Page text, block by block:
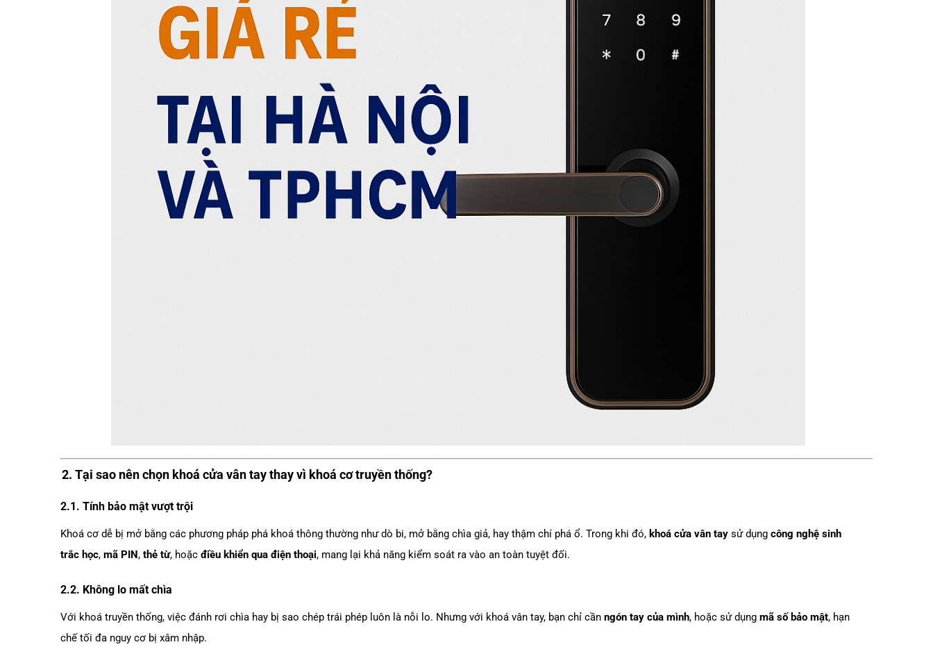
2. Tại sao nên chọn khoá cửa vân tay thay vì khoá cơ truyền thống?
2.1. Tính bảo mật vượt trội
Khoá cơ dễ bị mở bằng các phương pháp phá khoá thông thường như dò bi, mở bằng chìa giả, hay thậm chí phá ổ. Trong khi đó, khoá cửa vân tay sử dụng công nghệ sinh
trắc học, mã PIN, thẻ từ, hoặc điều khiển qua điện thoại, mang lại khả năng kiểm soát ra vào an toàn tuyệt đối.
2.2. Không lo mất chìa
Với khoá truyền thống, việc đánh rơi chìa hay bị sao chép trái phép luôn là nỗi lo. Nhưng với khoá vân tay, bạn chỉ cần ngón tay của mình, hoặc sử dụng mã số bảo mật, hạn
chế tối đa nguy cơ bị xâm nhập.